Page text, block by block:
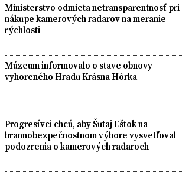
Ministerstvo odmieta netransparentnosť pri
nákupe kamerových radarov na meranie
rýchlosti
Múzeum informovalo o stave obnovy
vyhoreného Hradu Krásna Hôrka
Progresívci chcú, aby Šutaj Eštok na
brannobezpečnostnom výbore vysvetľoval
podozrenia o kamerových radaroch